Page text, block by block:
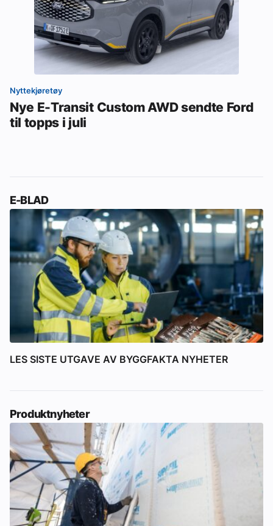
Nyttekjøretøy
Nye E-Transit Custom AWD sendte Ford
til topps i juli
E-BLAD
LES SISTE UTGAVE AV BYGGFAKTA NYHETER
Produktnyheter